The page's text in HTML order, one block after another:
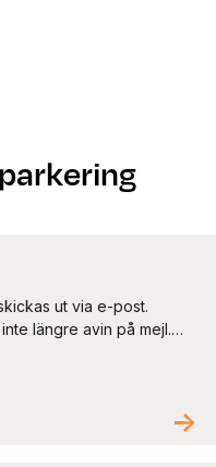
ut via e-post.
längre avin på mejl.